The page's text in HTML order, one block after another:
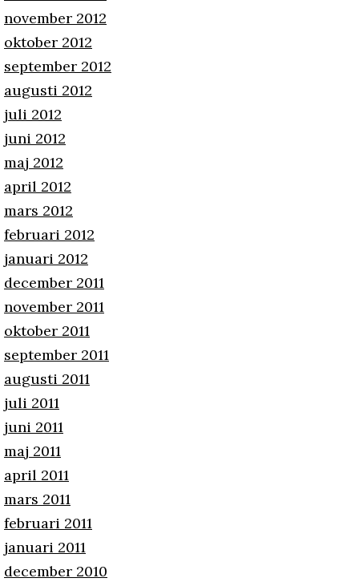
november 2012
oktober 2012
september 2012
augusti 2012
juli 2012
juni 2012
maj 2012
april 2012
mars 2012
februari 2012
januari 2012
december 2011
november 2011
oktober 2011
september 2011
augusti 2011
juli 2011
juni 2011
maj 2011
april 2011
mars 2011
februari 2011
januari 2011
december 2010